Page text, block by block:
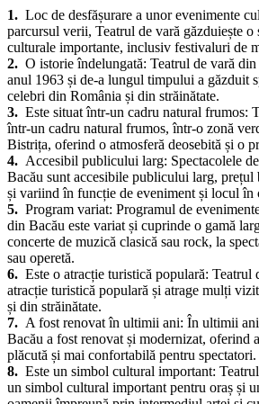
de Vară Bacău, care îți vor stârni
vizitezi acest loc magic:
1. Loc de desfășurare a unor evenimente
parcursul verii, Teatrul de vară găzduiește o
culturale importante, inclusiv festivaluri de
2. O istorie îndelungată: Teatrul de vară
anul 1963 și de-a lungul timpului a găzduit
celebri din România și din străinătate.
3. Este situat într-un cadru natural frumos:
într-un cadru natural frumos, într-o zonă
Bistrița, oferind o atmosferă deosebită și o
4. Accesibil publicului larg: Spectacolele
Bacău sunt accesibile publicului larg, prețul
și variind în funcție de eveniment și locul în
5. Program variat: Programul de
din Bacău este variat și cuprinde o gamă
concerte de muzică clasică sau rock, la
sau operetă.
6. Este o atracție turistică populară: Teatrul
atracție turistică populară și atrage mulți
și din străinătate.
7. A fost renovat în ultimii ani: În ultimii
Bacău a fost renovat și modernizat, oferind